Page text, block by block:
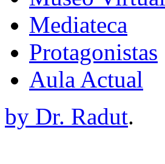
Mediateca
Protagonistas
Aula Actual
by Dr. Radut.